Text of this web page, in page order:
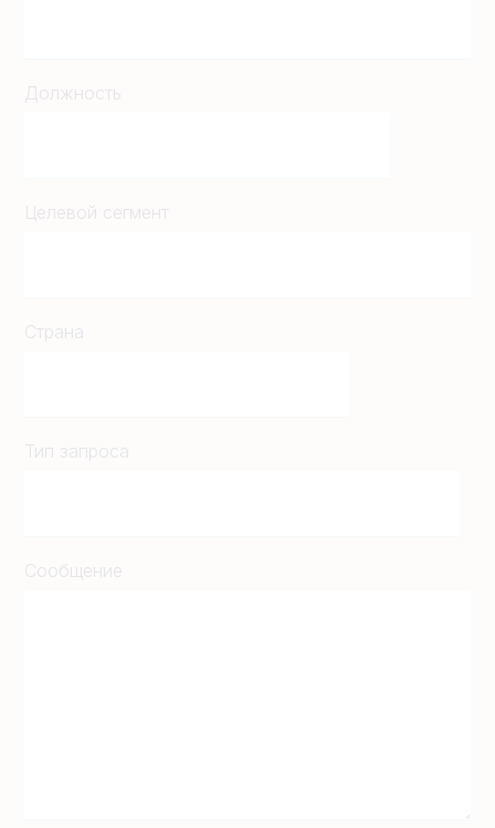
Должность
Целевой сегмент
Страна
Тип запроса
Сообщение